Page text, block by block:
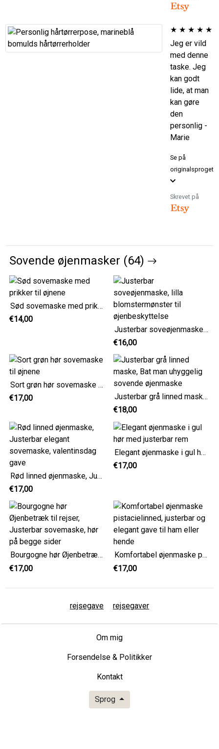
★ ★ ★ ★ ★
Jeg er vild
med denne
taske. Jeg
kan godt
lide, at man
kan gøre
den
personlig -
Marie
Se på
originalsproget
Skrevet på
Sovende øjenmasker (64)
Sød sovemaske med prikker til øjnene
€14,00
Justerbar soveøjenmaske, lilla blomstermønster til øjenbeskyttelse
€16,00
Sort grøn hør sovemaske til øjnene
€17,00
Justerbar grå linned maske, Bat man uhyggelig sovende øjenmaske
€18,00
Rød linned øjenmaske, Justerbar elegant sovemaske, valentinsdag gave
€17,00
Elegant øjenmaske i gul hør med justerbar rem
€17,00
Bourgogne hør Øjenbetræk til rejser, Justerbar sovemaske, hør på begge sider
€17,00
Komfortabel øjenmaske pistacielinned, justerbar og elegant gave til ham eller hende
€17,00
rejsegave rejsegaver
Om mig
Forsendelse & Politikker
Kontakt
Sprog